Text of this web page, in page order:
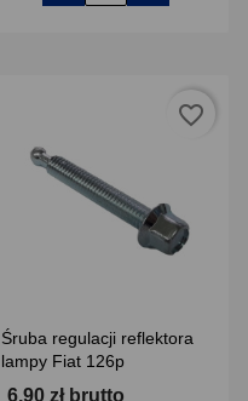
Śruba regulacji reflektora
lampy Fiat 126p
6,90 zł brutto
favorite_border